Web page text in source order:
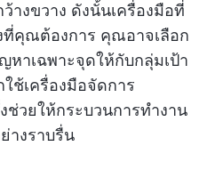
างขวาง ดังนั้นเครื่องมือที่
ที่คุณต้องการ คุณอาจเลือก
าเฉพาะจุดให้กับกลุ่มเป้า
ช้เครื่องมือจัดการ
วยให้กระบวนการทำงาน
างราบรื่น